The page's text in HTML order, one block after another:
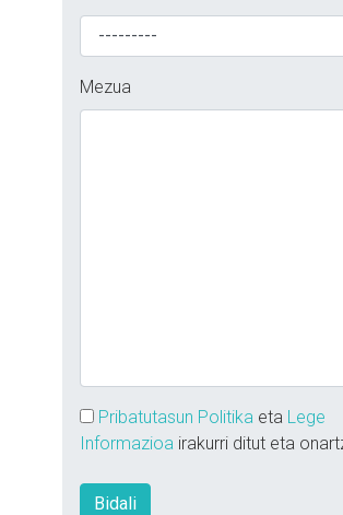
Mezua
Pribatutasun Politikaeta Lege
Informazioairakurri ditut eta